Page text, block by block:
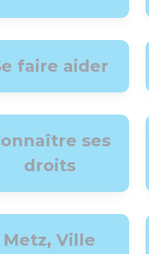
faire aider
ses
droits
Metz, Ville